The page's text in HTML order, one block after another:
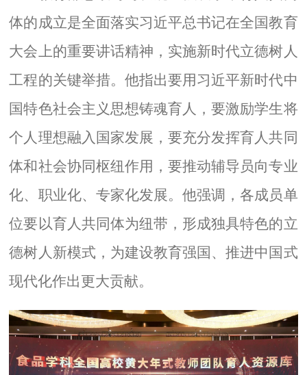
体的成立是全面落实习近平总书记在全国教育
大会上的重要讲话精神，实施新时代立德树人
工程的关键举措。他指出要用习近平新时代中
国特色社会主义思想铸魂育人，要激励学生将
个人理想融入国家发展，要充分发挥育人共同
体和社会协同枢纽作用，要推动辅导员向专业
化、职业化、专家化发展。他强调，各成员单
位要以育人共同体为纽带，形成独具特色的立
德树人新模式，为建设教育强国、推进中国式
现代化作出更大贡献。